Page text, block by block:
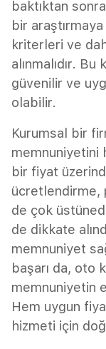
baktıktan
bir
kriterleri ve
alınmalıdır.
güvenilir ve
olabilir.
Kurumsal bir
memnuniyetini
bir fiyat
ücretlendirme,
de çok
de dikkate
memnuniyet
başarı da, oto
memnuniyetin
Hem uygun
hizmeti için